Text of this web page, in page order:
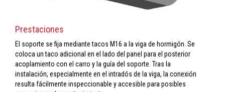
Prestaciones
El soporte se fija mediante tacos M16 a la viga de hormigón. Se
coloca un taco adicional en el lado del panel para el posterior
acoplamiento con el carro y la guía del soporte. Tras la
instalación, especialmente en el intradós de la viga, la conexión
resulta fácilmente inspeccionable y accesible para posibles